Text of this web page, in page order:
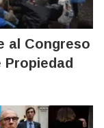
al Congreso
Propiedad